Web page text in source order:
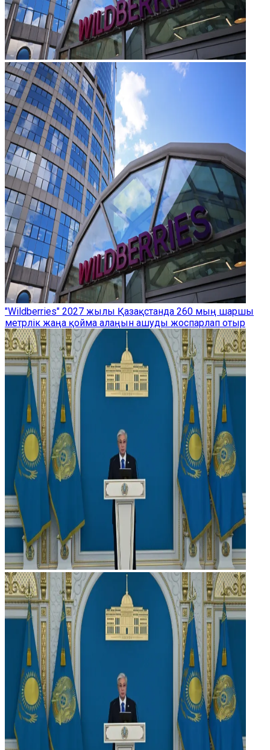
"Wildberries" 2027 жылы Қазақстанда 260 мың шаршы
метрлік жаңа қойма алаңын ашуды жоспарлап отыр